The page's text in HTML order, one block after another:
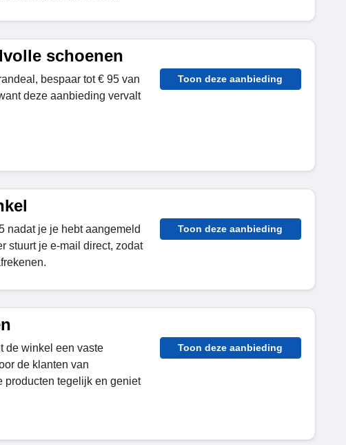
schoenen
bespaar tot € 95 van
deze aanbieding vervalt
Toon deze aanbieding
nadat je je hebt aangemeld
stuurt je e-mail direct, zodat
Toon deze aanbieding
de winkel een vaste
de klanten van
producten tegelijk en geniet
Toon deze aanbieding